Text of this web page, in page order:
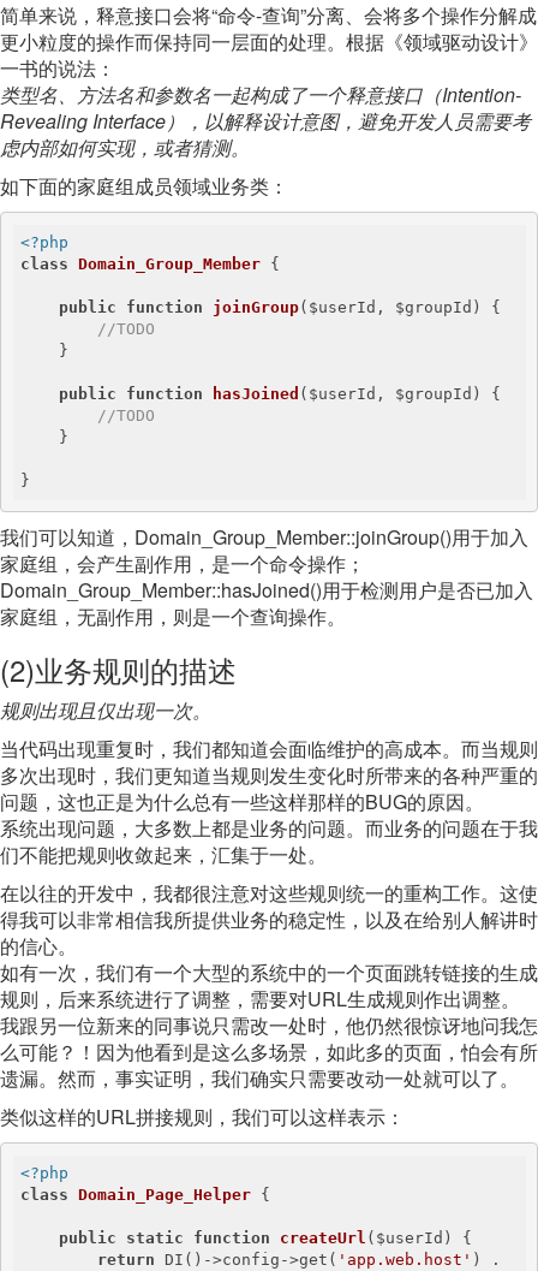
简单来说，释意接口会将“命令-查询”分离、会将多个操作分解成
更小粒度的操作而保持同一层面的处理。根据《领域驱动设计》
一书的说法：
类型名、方法名和参数名一起构成了一个释意接口（Intention-
Revealing Interface），以解释设计意图，避免开发人员需要考
虑内部如何实现，或者猜测。
如下面的家庭组成员领域业务类：
<?php
class Domain_Group_Member {
public function joinGroup($userId, $groupId)
{
//TODO
public function hasJoined ($userId, $groupId)
{
//TODO
}
我们可以知道，Domain_Group_Member::joinGroup()用于加入
家庭组，会产生副作用，是一个命令操作；
Domain_Group_Member::hasJoined()用于检测用户是否已加入
家庭组，无副作用，则是一个查询操作。
(2)业务规则的描述
规则出现且仅出现一次。
当代码出现重复时，我们都知道会面临维护的高成本。而当规则
多次出现时，我们更知道当规则发生变化时所带来的各种严重的
问题，这也正是为什么总有一些这样那样的BUG的原因。
系统出现问题，大多数上都是业务的问题。而业务的问题在于我
们不能把规则收敛起来，汇集于一处。
在以往的开发中，我都很注意对这些规则统一的重构工作。这使
得我可以非常相信我所提供业务的稳定性，以及在给别人解讲时
的信心。
如有一次，我们有一个大型的系统中的一个页面跳转链接的生成
规则，后来系统进行了调整，需要对URL生成规则作出调整。
我跟另一位新来的同事说只需改一处时，他仍然很惊讶地问我怎
么可能？！因为他看到是这么多场景，如此多的页面，怕会有所
遗漏。然而，事实证明，我们确实只需要改动一处就可以了。
类似这样的URL拼接规则，我们可以这样表示：
<?php
class Domain_Page_Helper {
public static function createUrl ($userId)
{
return DI()->config->get( 'app.web.host'